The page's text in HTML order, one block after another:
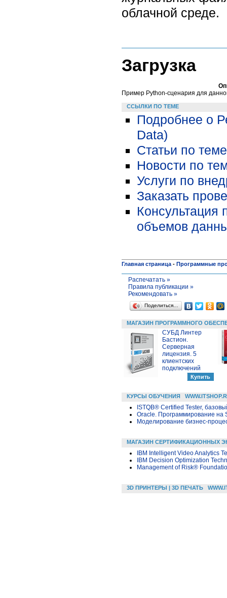
облачной среде.
Загрузка
Пример Python-сценария для
ССЫЛКИ ПО ТЕМЕ
Подробнее о
Data)
Статьи по
Новости по
Услуги по
Заказать
Консультация
объемов
Главная страница - Программные
Распечатать »
Правила публикации »
Рекомендовать »
Поделиться…
МАГАЗИН ПРОГРАММНОГО
СУБД Линтер
Бастион.
Серверная
лицензия. 5
клиентских
подключений
КУРСЫ ОБУЧЕНИЯ
ISTQB® Certified Tester,
Oracle. Программирование на
Моделирование бизнес-
МАГАЗИН СЕРТИФИКАЦИОННЫХ
IBM Intelligent Video Analytics
IBM Decision Optimization
Management of Risk®
3D ПРИНТЕРЫ | 3D ПЕЧАТЬ